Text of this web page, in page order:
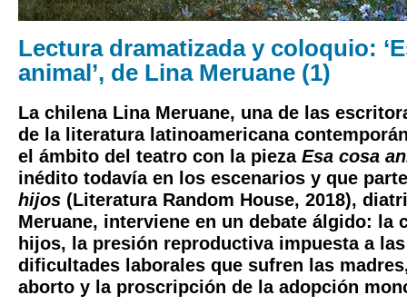
Lectura dramatizada y coloquio:
animal’, de Lina Meruane (1)
La chilena Lina Meruane, una de las
de la literatura latinoamericana
el ámbito del teatro con la pieza Esa cosa
inédito todavía en los escenarios y que
hijos (Literatura Random House, 2018),
Meruane, interviene en un debate álgido: la
hijos, la presión reproductiva impuesta a
dificultades laborales que sufren las
aborto y la proscripción de la adopción